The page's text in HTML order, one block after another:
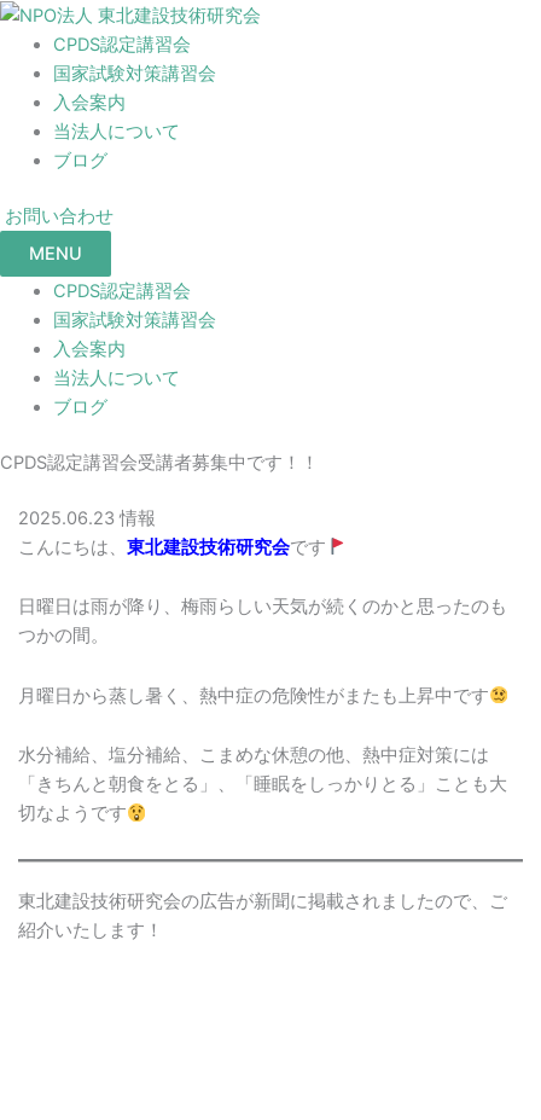
CPDS認定講習会
国家試験対策講習会
入会案内
当法人について
ブログ
お問い合わせ
MENU
CPDS認定講習会
国家試験対策講習会
入会案内
当法人について
ブログ
CPDS認定講習会受講者募集中です！！
2025.06.23 情報
こんにちは、 東北建設技術研究会です
日曜日は雨が降り、梅雨らしい天気が続くのかと思ったのも
つかの間。
月曜日から蒸し暑く、熱中症の危険性がまたも上昇中です
水分補給、塩分補給、こまめな休憩の他、熱中症対策には
「きちんと朝食をとる」、「睡眠をしっかりとる」ことも大
切なようです
東北建設技術研究会の広告が新聞に掲載されましたので、ご
紹介いたします！